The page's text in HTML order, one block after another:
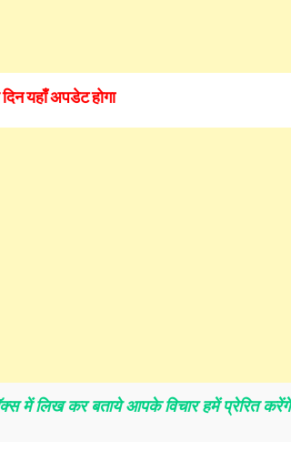
दिनयहाँ अपडेट होगा
में लिख कर बताये आपके विचार हमें प्रेरित करेंगें